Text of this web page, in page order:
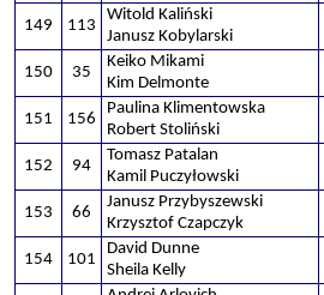
149
113
Witold Kaliński
Janusz Kobylarski
150
35
Keiko Mikami
Kim Delmonte
151 156
Paulina Klimentowska
Robert Stoliński
152
94
Tomasz Patalan
Kamil Puczyłowski
153
66
Janusz Przybyszewski
Krzysztof Czapczyk
154 101
David Dunne
Sheila Kelly